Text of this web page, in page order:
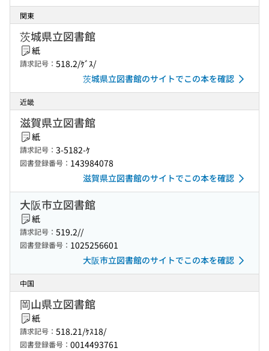
関東
茨城県立図書館
紙
請求記号： 518.2/ｹﾞｽ/
茨城県立図書館のサイトでこの本を確認
近畿
滋賀県立図書館
紙
請求記号： 3-5182-ｹ
図書登録番号： 143984078
滋賀県立図書館のサイトでこの本を確認
大阪市立図書館
紙
請求記号： 519.2//
図書登録番号： 1025256601
大阪市立図書館のサイトでこの本を確認
中国
岡山県立図書館
紙
請求記号： 518.21/ｹｽ18/
図書登録番号： 0014493761